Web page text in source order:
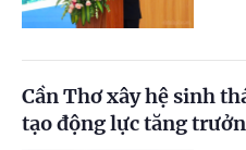
Cần Thơ xây hệ sinh
tạo động lực tăng